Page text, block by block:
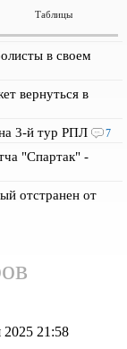
Таблицы
в своем
вернуться в
на 3-й тур РПЛ
7
"Спартак" -
отстранен от
2025 21:58